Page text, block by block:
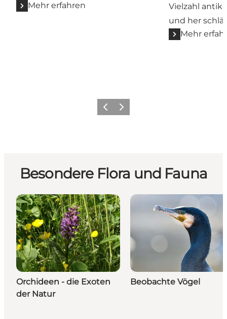
Mehr erfahren
Vielzahl
und her
Mehr
ZurückWeiter
Besondere Flora und Fauna
Orchideen - die Exoten
der Natur
Beobachte Vögel